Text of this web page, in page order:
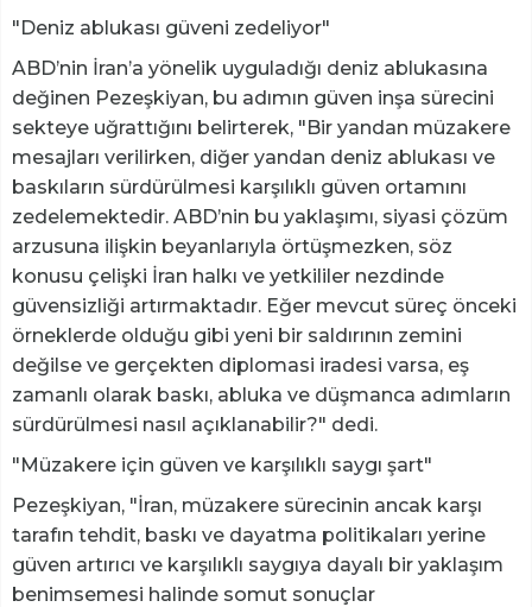
"Deniz ablukası güveni zedeliyor"
ABD’nin İran’a yönelik uyguladığı deniz ablukasına
değinen Pezeşkiyan, bu adımın güven inşa sürecini
sekteye uğrattığını belirterek, "Bir yandan müzakere
mesajları verilirken, diğer yandan deniz ablukası ve
baskıların sürdürülmesi karşılıklı güven ortamını
zedelemektedir. ABD’nin bu yaklaşımı, siyasi çözüm
arzusuna ilişkin beyanlarıyla örtüşmezken, söz
konusu çelişki İran halkı ve yetkililer nezdinde
güvensizliği artırmaktadır. Eğer mevcut süreç önceki
örneklerde olduğu gibi yeni bir saldırının zemini
değilse ve gerçekten diplomasi iradesi varsa, eş
zamanlı olarak baskı, abluka ve düşmanca adımların
sürdürülmesi nasıl açıklanabilir?" dedi.
"Müzakere için güven ve karşılıklı saygı şart"
Pezeşkiyan, "İran, müzakere sürecinin ancak karşı
tarafın tehdit, baskı ve dayatma politikaları yerine
güven artırıcı ve karşılıklı saygıya dayalı bir yaklaşım
benimsemesi halinde somut sonuçlar